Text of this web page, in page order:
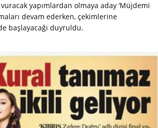
vuracak yapımlardan olmaya aday ‘Müjdemi
devam ederken, çekimlerine
başlayacağı duyruldu.